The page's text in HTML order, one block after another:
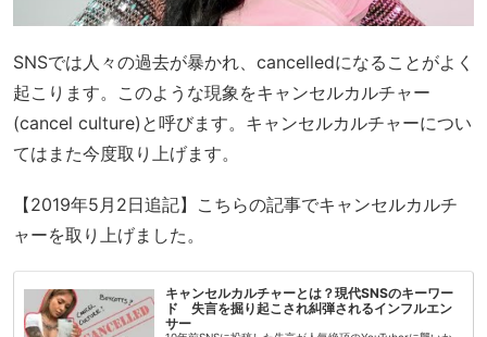
SNSでは人々の過去が暴かれ、cancelledになることがよく
起こります。このような現象をキャンセルカルチャー
(cancel culture)と呼びます。キャンセルカルチャーについ
てはまた今度取り上げます。
【2019年5月2日追記】こちらの記事でキャンセルカルチ
ャーを取り上げました。
キャンセルカルチャーとは？現代SNSのキーワー
ド 失言を掘り起こされ糾弾されるインフルエン
サー